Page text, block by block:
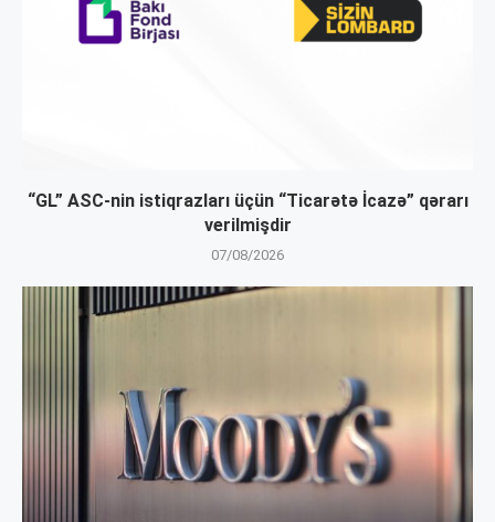
“GL” ASC-nin istiqrazları üçün “Ticarətə İcazə” qərarı
verilmişdir
07/08/2026